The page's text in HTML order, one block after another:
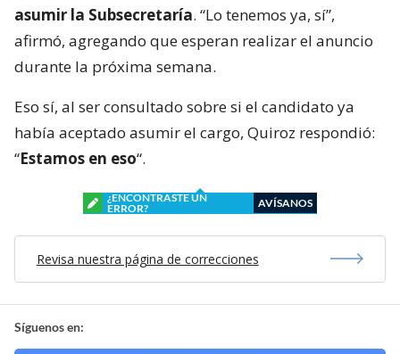
asumir la Subsecretaría. “Lo tenemos ya, sí”,
afirmó, agregando que esperan realizar el anuncio
durante la próxima semana.
Eso sí, al ser consultado sobre si el candidato ya
había aceptado asumir el cargo, Quiroz respondió:
“Estamos en eso“.
¿ENCONTRASTE UN
ERROR?
AVÍSANOS
Revisa nuestra página de correcciones
Síguenos en: